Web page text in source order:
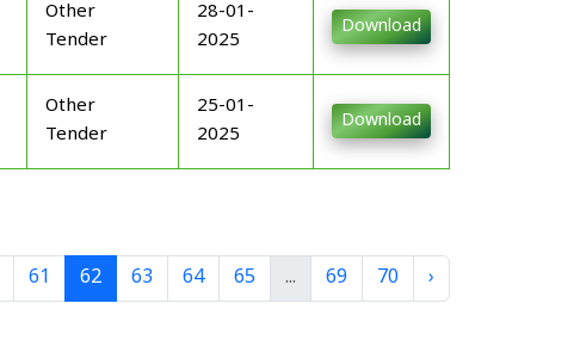
Other
Tender
28-01-
2025
Download
Other
Tender
25-01-
2025
Download
61 62 63 64 65 ... 69 70 ›